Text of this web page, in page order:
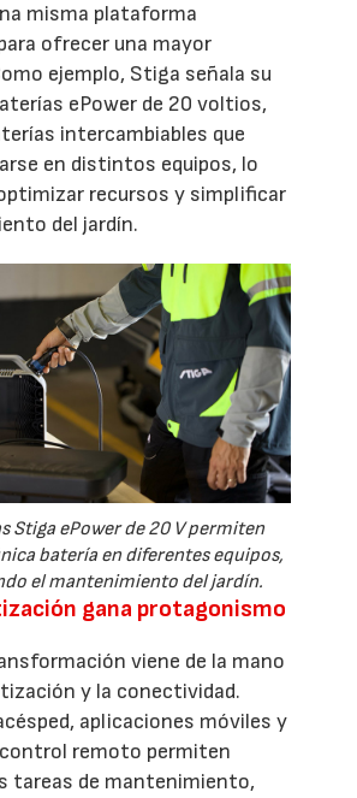
misma plataforma
ofrecer una mayor
ejemplo, Stiga señala su
ePower de 20 voltios,
intercambiables que
en distintos equipos, lo
recursos y simplificar
del jardín.
Stiga ePower de 20 V permiten
batería en diferentes equipos,
el mantenimiento del jardín.
gana protagonismo
viene de la mano
y la conectividad.
aplicaciones móviles y
remoto permiten
tareas de mantenimiento,